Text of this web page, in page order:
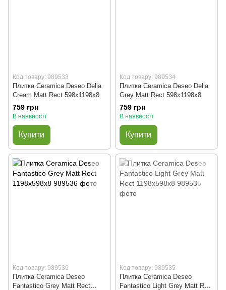
Код товару: 989533
Плитка Ceramica Deseo Delia
Cream Matt Rect 598х1198х8
759 грн
В наявності
Купити
Код товару: 989534
Плитка Ceramica Deseo Delia
Grey Matt Rect 598х1198х8
759 грн
В наявності
Купити
Код товару: 989536
Плитка Ceramica Deseo
Fantastico Grey Matt Rect
Код товару: 989535
Плитка Ceramica Deseo
Fantastico Light Grey Matt Rect